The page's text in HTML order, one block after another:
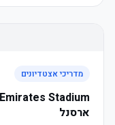
מדריכי אצטדיונים
ארסנל